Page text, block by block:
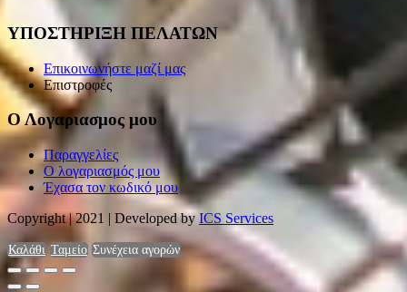
ΥΠΟΣΤΗΡΙΞΗ ΠΕΛΑΤΩΝ
Επικοινωνήστε μαζί μας
Επιστροφές
Ο Λογαριασμος μου
Παραγγελίες
Ο λογαριασμός μου
Έχασα τον κωδικό μου
Copyright | 2021 | Developed byICS Services
Καλάθι Ταμείο Συνέχεια αγορών